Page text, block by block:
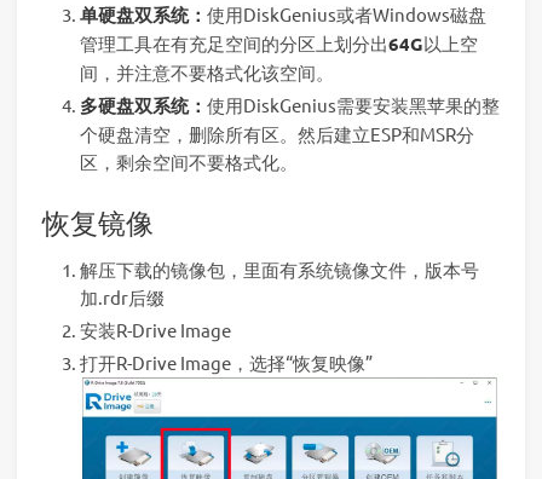
单硬盘双系统： 使用DiskGenius或者Windows磁盘
管理工具在有充足空间的分区上划分出64G以上空
间，并注意不要格式化该空间。
多硬盘双系统： 使用DiskGenius需要安装黑苹果的整
个硬盘清空，删除所有区。然后建立ESP和MSR分
区，剩余空间不要格式化。
恢复镜像
解压下载的镜像包，里面有系统镜像文件，版本号
加.rdr后缀
安装R-Drive Image
打开R-Drive Image，选择“恢复映像”